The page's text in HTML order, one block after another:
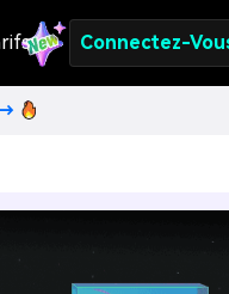
Connectez-